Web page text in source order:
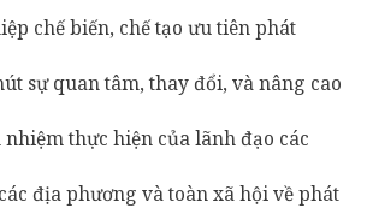
chế biến, chế tạo ưu tiên phát
sự quan tâm, thay đổi, và nâng cao
thực hiện của lãnh đạo các
địa phương và toàn xã hội về phát